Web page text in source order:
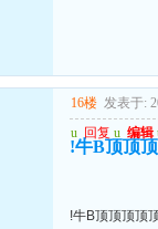
16楼 发表于:
u 回复 u 编辑
!牛B顶顶
!牛B顶顶顶顶